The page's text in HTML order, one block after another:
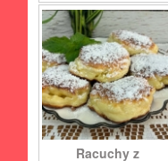
Racuchy z